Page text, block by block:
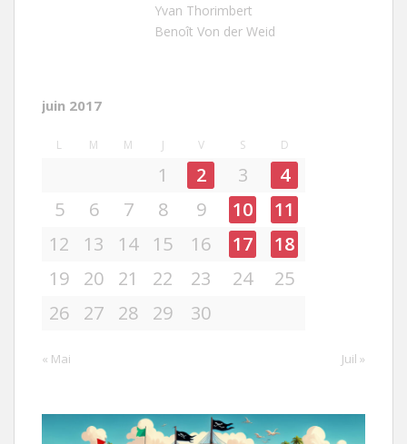
Yvan Thorimbert
Benoît Von der Weid
juin 2017
L M M J V S D
1 2 3
4
5
6 7 8 9 10
11
12
13 14 15 16 17
18
19
20 21 22 23 24
25
26
27 28 29 30
« Mai Juil »